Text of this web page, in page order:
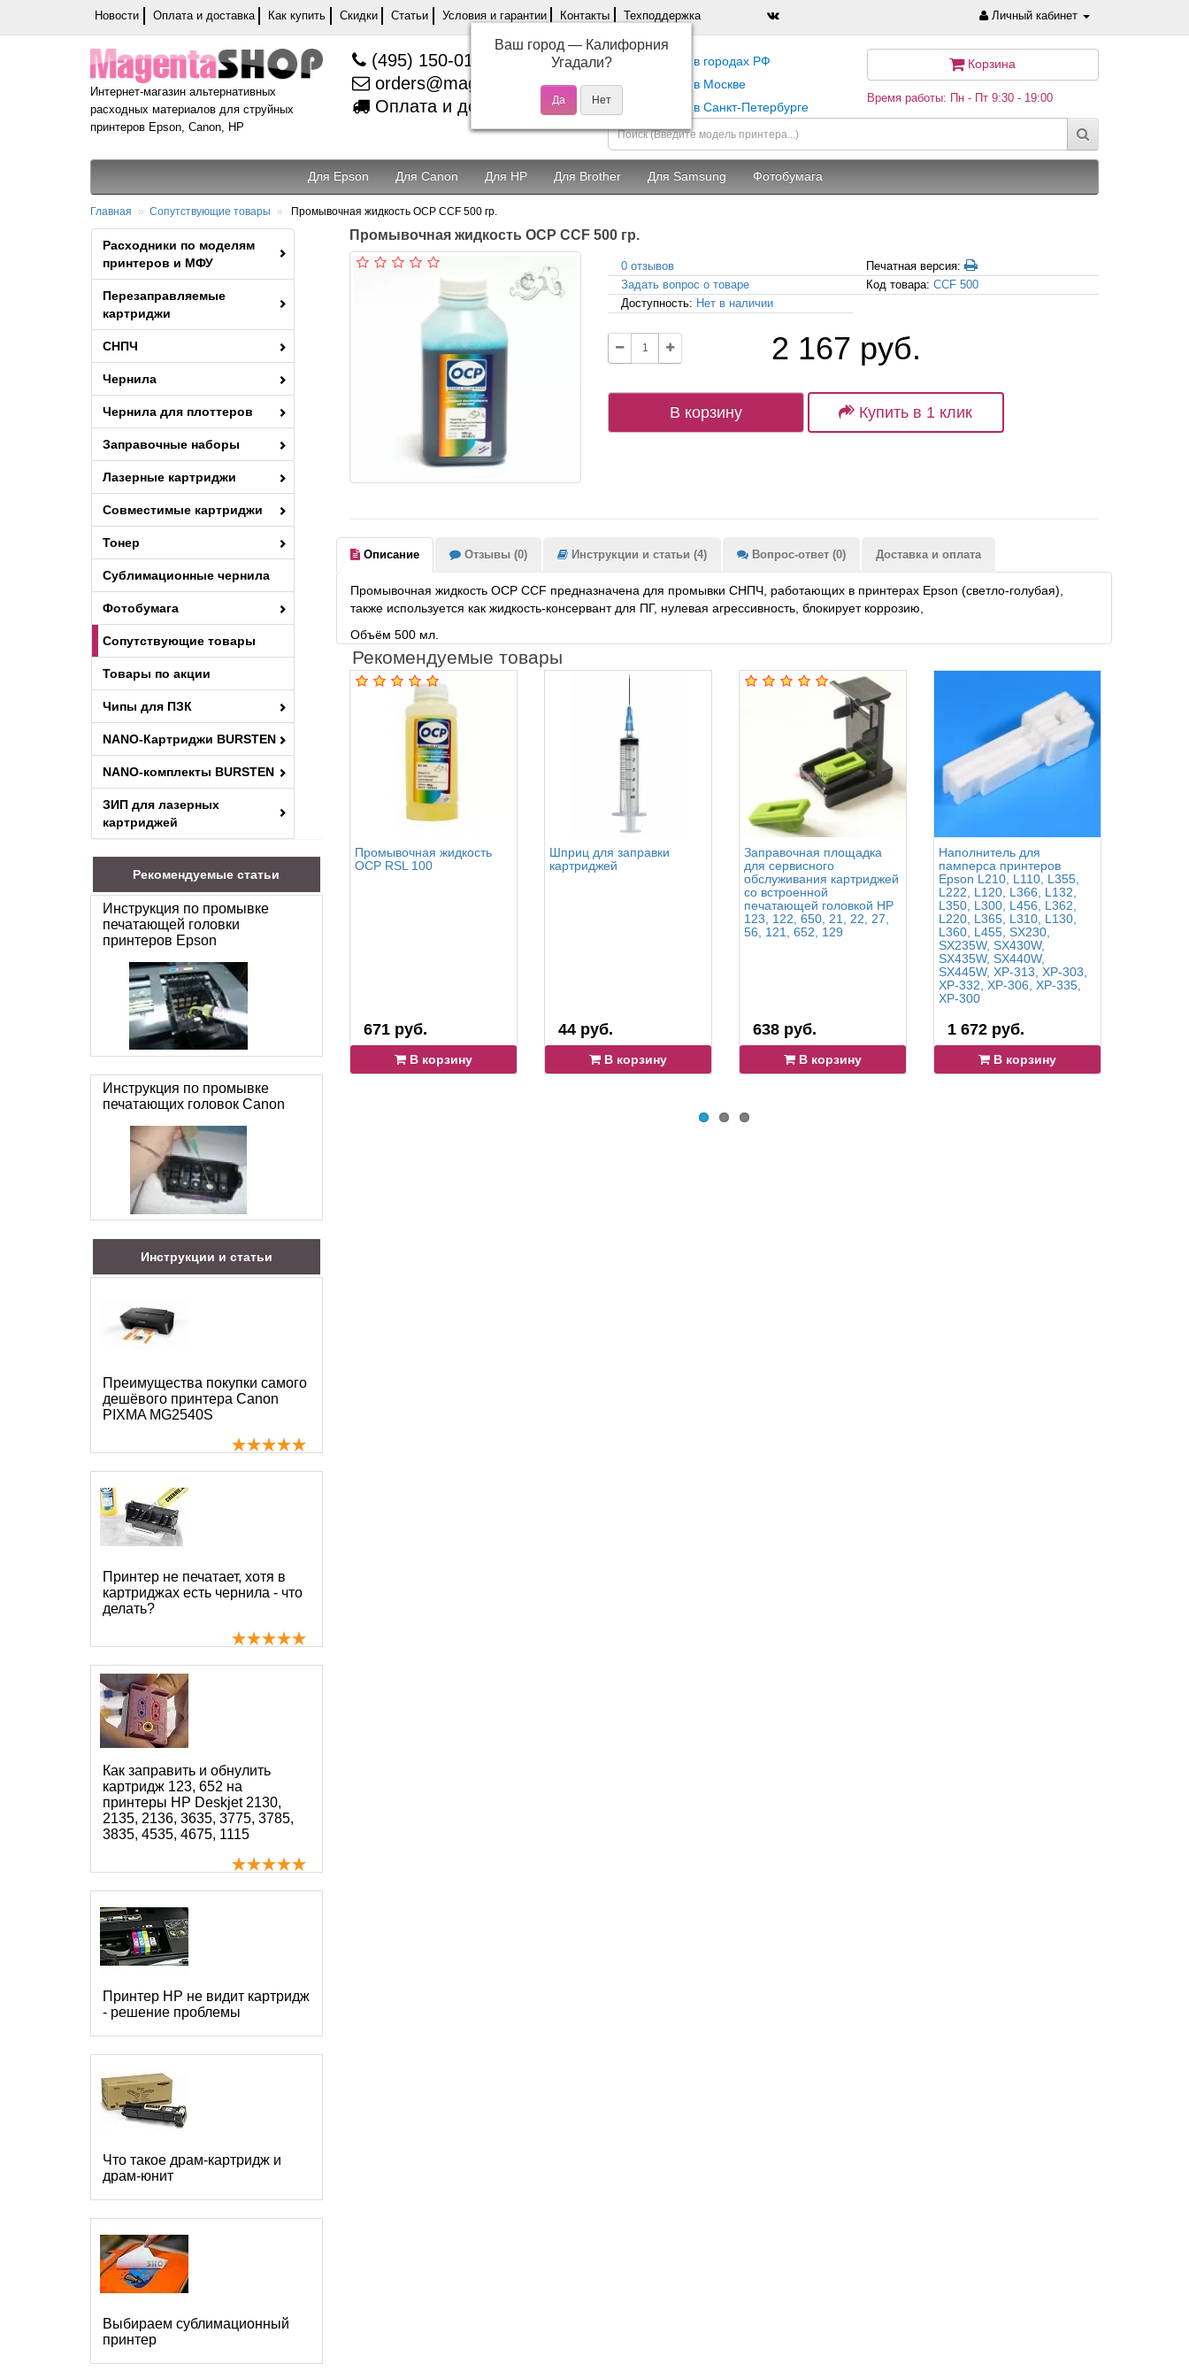
Новости Оплата и доставка Как купить Скидки Статьи Условия и гарантии Контакты Техподдержка Личный кабинет
Интернет-магазин альтернативных
расходных материалов для струйных
принтеров Epson, Canon, HP
(495) 150-01-37
orders@magentashop.ru
Оплата и доставка
Самовывоз в городах РФ
Самовывоз в Москве
Самовывоз в Санкт-Петербурге
Корзина
Время работы: Пн - Пт 9:30 - 19:00
Для Epson Для Canon Для HP Для Brother Для Samsung Фотобумага
Главная Сопутствующие товары Промывочная жидкость OCP CCF 500 гр.
Расходники по моделям
принтеров и МФУ
Перезаправляемые
картриджи
СНПЧ
Чернила
Чернила для плоттеров
Заправочные наборы
Лазерные картриджи
Совместимые картриджи
Тонер
Сублимационные чернила
Фотобумага
Сопутствующие товары
Товары по акции
Чипы для ПЗК
NANO-Картриджи BURSTEN
NANO-комплекты BURSTEN
ЗИП для лазерных
картриджей
Рекомендуемые статьи
Инструкция по промывке
печатающей головки
принтеров Epson
Инструкция по промывке
печатающих головок Canon
Инструкции и статьи
Преимущества покупки самого
дешёвого принтера Canon
PIXMA MG2540S
Принтер не печатает, хотя в
картриджах есть чернила - что
делать?
Как заправить и обнулить
картридж 123, 652 на
принтеры HP Deskjet 2130,
2135, 2136, 3635, 3775, 3785,
3835, 4535, 4675, 1115
Принтер HP не видит картридж
- решение проблемы
Что такое драм-картридж и
драм-юнит
Выбираем сублимационный
принтер
Промывочная жидкость OCP CCF 500 гр.
0 отзывов
Печатная версия:
Задать вопрос о товаре
Код товара:CCF 500
Доступность: Нет в наличии
2 167 руб.
В корзину Купить в 1 клик
Описание Отзывы (0) Инструкции и статьи (4) Вопрос-ответ (0) Доставка и оплата
Промывочная жидкость OCP CCF предназначена для промывки СНПЧ, работающих в принтерах Epson (светло-голубая),
также используется как жидкость-консервант для ПГ, нулевая агрессивность, блокирует коррозию,
Объём 500 мл.
Рекомендуемые товары
Промывочная жидкость
OCP RSL 100
671 руб.
В корзину
Шприц для заправки
картриджей
44 руб.
В корзину
Заправочная площадка
для сервисного
обслуживания картриджей
со встроенной
печатающей головкой HP
123, 122, 650, 21, 22, 27,
56, 121, 652, 129
638 руб.
В корзину
Наполнитель для
памперса принтеров
Epson L210, L110, L355,
L222, L120, L366, L132,
L350, L300, L456, L362,
L220, L365, L310, L130,
L360, L455, SX230,
SX235W, SX430W,
SX435W, SX440W,
SX445W, XP-313, XP-303,
XP-332, XP-306, XP-335,
XP-300
1 672 руб.
В корзину
Ваш город — Калифорния
Угадали?